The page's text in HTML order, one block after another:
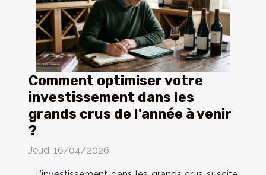
Comment optimiser votre
investissement dans les
grands crus de l'année à venir
?
Jeudi 16/04/2026